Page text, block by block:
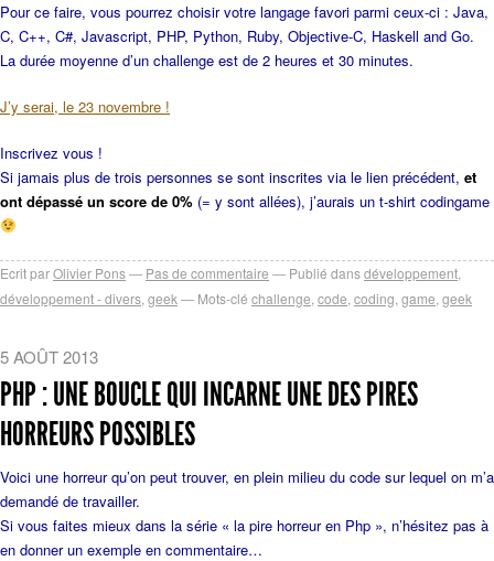
Pour ce faire, vous pourrez choisir votre langage favori parmi ceux-ci : Java,
C, C++, C#, Javascript, PHP, Python, Ruby, Objective-C, Haskell and Go.
La durée moyenne d’un challenge est de 2 heures et 30 minutes.
J’y serai, le 23 novembre !
Inscrivez vous !
Si jamais plus de trois personnes se sont inscrites via le lien précédent, et
ont dépassé un score de 0% (= y sont allées), j’aurais un t-shirt codingame
Ecrit parOlivier Pons Pas de commentaire Publié dansdéveloppement
développement - divers geek Mots-clé challenge code coding game geek
5 AOÛT 2013
PHP : UNE BOUCLE QUI INCARNE UNE DES PIRES
HORREURS POSSIBLES
Voici une horreur qu’on peut trouver, en plein milieu du code sur lequel on m’a
demandé de travailler.
Si vous faites mieux dans la série « la pire horreur en Php », n’hésitez pas à
en donner un exemple en commentaire…